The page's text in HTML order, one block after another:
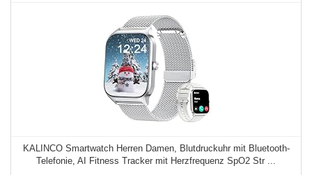
KALINCO Smartwatch Herren Damen, Blutdruckuhr mit Bluetooth-
Telefonie, AI Fitness Tracker mit Herzfrequenz SpO2 Str ...